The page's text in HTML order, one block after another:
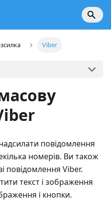
Viber
повідомлення
номерів. Ви також
повідомлення Viber.
текст і зображення
і кнопки.